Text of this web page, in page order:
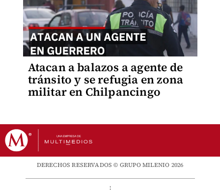
Atacan a balazos a agente de
tránsito y se refugia en zona
militar en Chilpancingo
DERECHOS RESERVADOS © GRUPO MILENIO 2026